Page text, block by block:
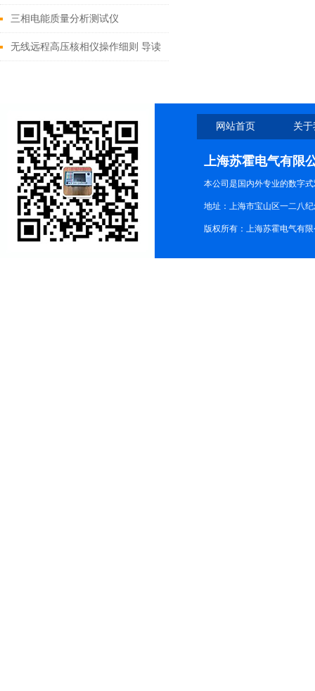
三相电能质量分析测试仪
无线远程高压核相仪操作细则 导读
网站首页 关
上海苏霍电气有限
本公司是国内外专业的数字
地址：上海市宝山区一二八纪
版权所有：上海苏霍电气有